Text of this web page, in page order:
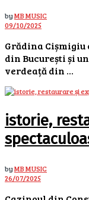
byMB MUSIC
09/10/2025
Grădina Cișmigiu
din București și
verdeață din ...
istorie,
byMB MUSIC
26/07/2025